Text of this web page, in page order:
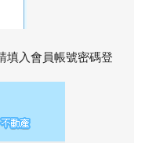
填入會員帳號密碼登